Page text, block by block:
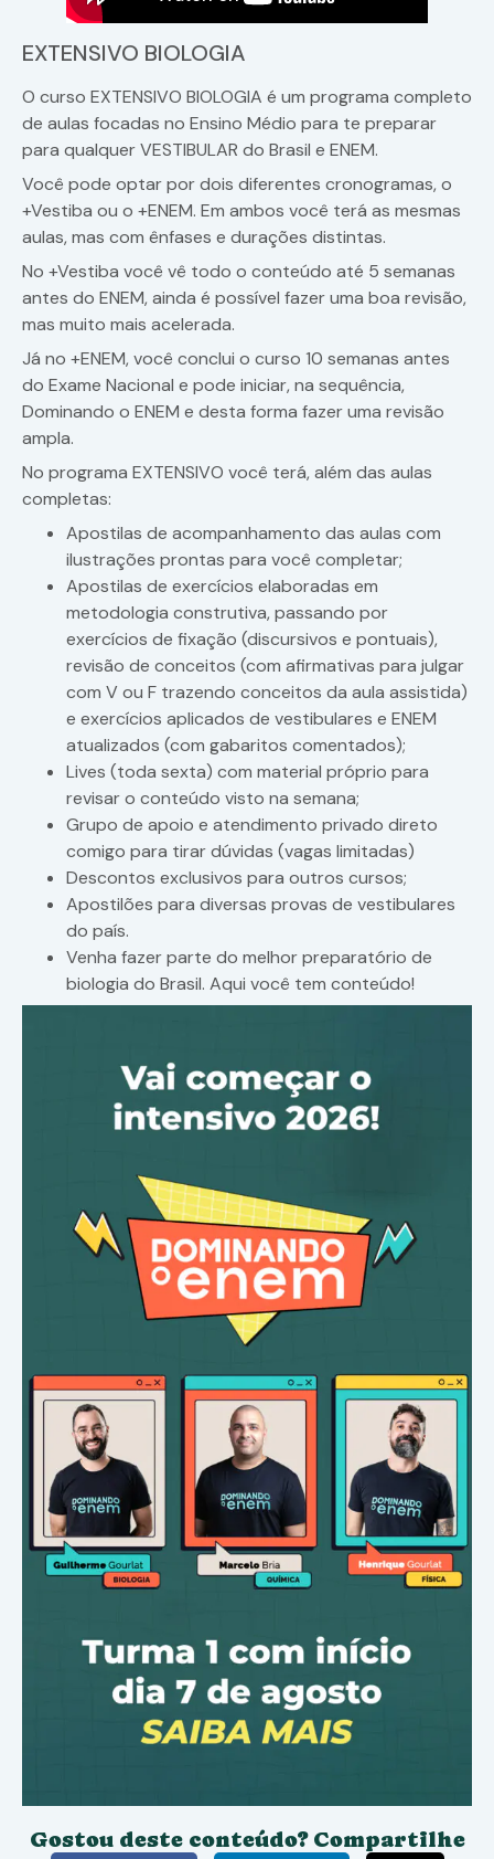
EXTENSIVO BIOLOGIA
O curso EXTENSIVO BIOLOGIA é um programa completo
de aulas focadas no Ensino Médio para te preparar
para qualquer VESTIBULAR do Brasil e ENEM.
Você pode optar por dois diferentes cronogramas, o
+Vestiba ou o +ENEM. Em ambos você terá as mesmas
aulas, mas com ênfases e durações distintas.
No +Vestiba você vê todo o conteúdo até 5 semanas
antes do ENEM, ainda é possível fazer uma boa revisão,
mas muito mais acelerada.
Já no +ENEM, você conclui o curso 10 semanas antes
do Exame Nacional e pode iniciar, na sequência,
Dominando o ENEM e desta forma fazer uma revisão
ampla.
No programa EXTENSIVO você terá, além das aulas
completas:
Apostilas de acompanhamento das aulas com
ilustrações prontas para você completar;
Apostilas de exercícios elaboradas em
metodologia construtiva, passando por
exercícios de fixação (discursivos e pontuais),
revisão de conceitos (com afirmativas para julgar
com V ou F trazendo conceitos da aula assistida)
e exercícios aplicados de vestibulares e ENEM
atualizados (com gabaritos comentados);
Lives (toda sexta) com material próprio para
revisar o conteúdo visto na semana;
Grupo de apoio e atendimento privado direto
comigo para tirar dúvidas (vagas limitadas)
Descontos exclusivos para outros cursos;
Apostilões para diversas provas de vestibulares
do país.
Venha fazer parte do melhor preparatório de
biologia do Brasil. Aqui você tem conteúdo!
Gostou deste conteúdo? Compartilhe